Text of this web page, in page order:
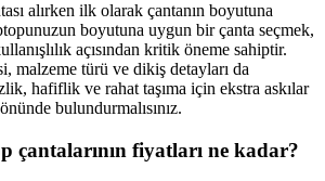
alırken ilk olarak çantanın boyutuna
boyutuna uygun bir çanta seçmek,
açısından kritik öneme sahiptir.
malzeme türü ve dikiş detayları da
hafiflik ve rahat taşıma için ekstra askılar
bulundurmalısınız.
çantalarının fiyatları ne kadar?